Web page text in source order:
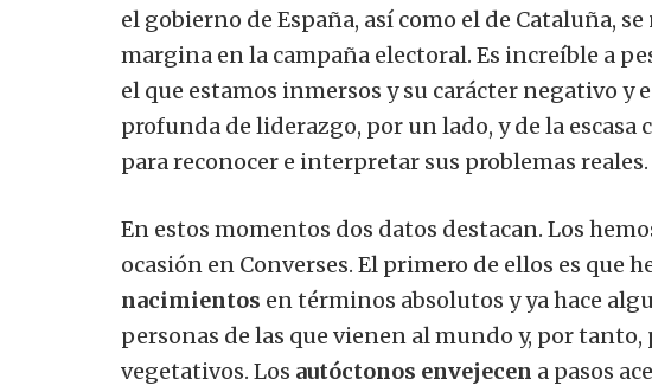
el gobierno de España, así como el de Cataluña,
margina en la campaña electoral. Es increíble a
el que estamos inmersos y su carácter negativo y
profunda de liderazgo, por un lado, y de la escasa
para reconocer e interpretar sus problemas reales.
En estos momentos dos datos destacan. Los
ocasión en Converses. El primero de ellos es que
nacimientos en términos absolutos y ya hace
personas de las que vienen al mundo y, por
vegetativos. Los autóctonos envejecen a pasos